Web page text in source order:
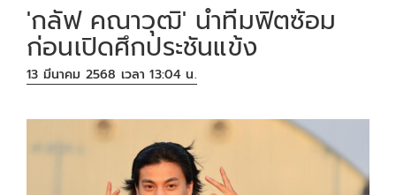
'กลัฟ คณาวุฒิ' นำทีมฟิตซ้อม
ก่อนเปิดศึกประชันแข้ง
13 มีนาคม 2568 เวลา 13:04 น.